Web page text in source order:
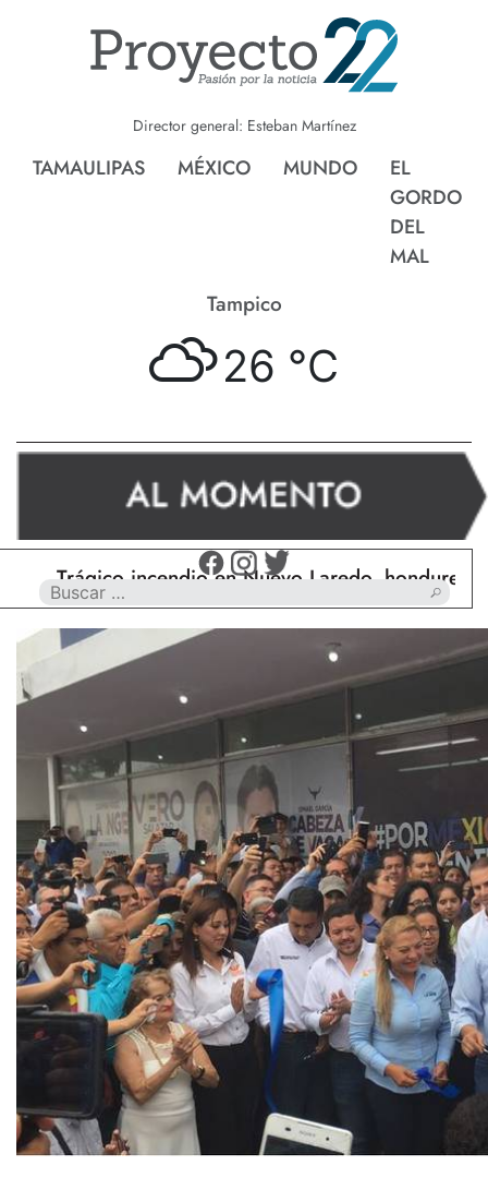
Director general: Esteban Martínez
TAMAULIPAS MÉXICO MUNDO
EL
GORDO
DEL
MAL
Tampico
26 °C
Trágico incendio en Nuevo Laredo, hondureño